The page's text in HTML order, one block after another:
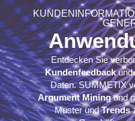
Entdecken Sie
Kundenfeedbackund
Daten. SUMMETIX
Argument Miningund
Muster undTrends